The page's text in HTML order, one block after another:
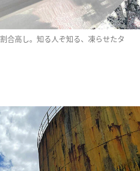
合高し。知る人ぞ知る、凍らせたタ